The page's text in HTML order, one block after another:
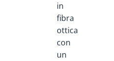
in
fibra
ottica
con
un